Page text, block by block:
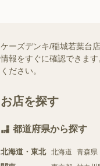
ケーズデンキ/稲城若葉台
情報をすぐに確認できま
ください。
お店を探す
都道府県から探す
北海道・東北 北海道 青森県